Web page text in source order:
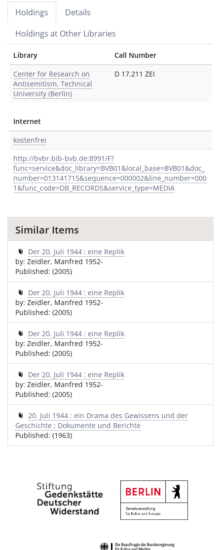
Holdings
Details
Holdings at Other Libraries
Library
Call Number
Center for Research on
Antisemitism, Technical
University (Berlin)
D 17.211 ZEI
Internet
kostenfrei
http://bvbr.bib-bvb.de:8991/F?
func=service&doc_library=BVB01&local_base=BVB01&doc_
number=013141715&sequence=000002&line_number=000
1&func_code=DB_RECORDS&service_type=MEDIA
Similar Items
Der 20. Juli 1944 : eine Replik
by: Zeidler, Manfred 1952-
Published: (2005)
Der 20. Juli 1944 : eine Replik
by: Zeidler, Manfred 1952-
Published: (2005)
Der 20. Juli 1944 : eine Replik
by: Zeidler, Manfred 1952-
Published: (2005)
Der 20. Juli 1944 : eine Replik
by: Zeidler, Manfred 1952-
Published: (2005)
20. Juli 1944 : ein Drama des Gewissens und der
Geschichte ; Dokumente und Berichte
Published: (1963)